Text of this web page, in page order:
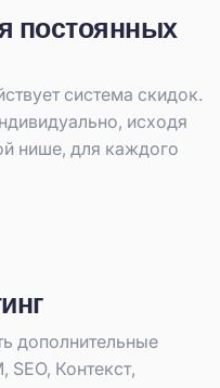
постоянных
система скидок.
исходя
нише, для каждого
дополнительные
SEO, Контекст,